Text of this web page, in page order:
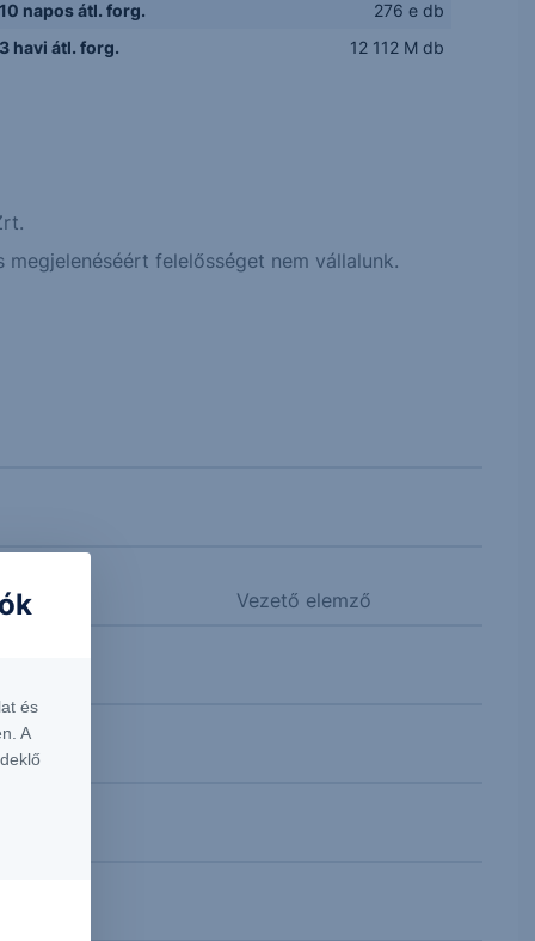
napos átl. forg.
276 e db
havi átl. forg.
12 112 M db
felelősséget nem vállalunk.
Vezető elemző
és
A